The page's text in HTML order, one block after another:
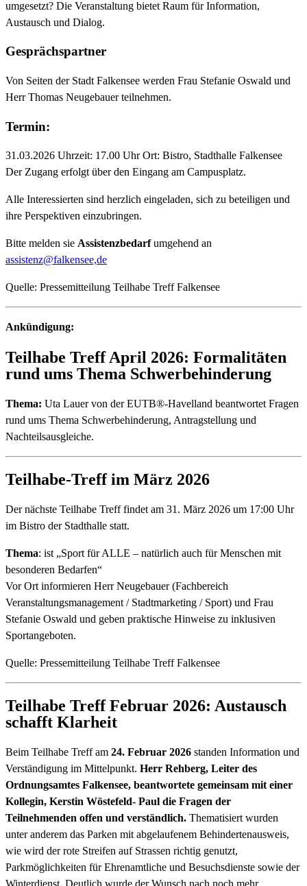
umgesetzt? Die Veranstaltung bietet Raum für Information,
Austausch und Dialog.
Gesprächspartner
Von Seiten der Stadt Falkensee werden Frau Stefanie Oswald und
Herr Thomas Neugebauer teilnehmen.
Termin:
31.03.2026 Uhrzeit: 17.00 Uhr Ort: Bistro, Stadthalle Falkensee
Der Zugang erfolgt über den Eingang am Campusplatz.
Alle Interessierten sind herzlich eingeladen, sich zu beteiligen und
ihre Perspektiven einzubringen.
Bitte melden sie Assistenzbedarfumgehend an
assistenz@falkensee,de
Quelle: Pressemitteilung Teilhabe Treff Falkensee
Ankündigung:
Teilhabe Treff April 2026: Formalitäten
rund ums Thema Schwerbehinderung
Thema: Uta Lauer von der EUTB®-Havelland beantwortet Fragen
rund ums Thema Schwerbehinderung, Antragstellung und
Nachteilsausgleiche.
Teilhabe‑Treff im März 2026
Der nächste Teilhabe Treff findet am 31. März 2026 um 17:00 Uhr
im Bistro der Stadthalle statt.
Thema: ist „Sport für ALLE – natürlich auch für Menschen mit
besonderen Bedarfen“
Vor Ort informieren Herr Neugebauer (Fachbereich
Veranstaltungsmanagement / Stadtmarketing / Sport) und Frau
Stefanie Oswald und geben praktische Hinweise zu inklusiven
Sportangeboten.
Quelle: Pressemitteilung Teilhabe Treff Falkensee
Teilhabe Treff Februar 2026: Austausch
schafft Klarheit
Beim Teilhabe Treff am 24. Februar 2026 standen Information und
Verständigung im Mittelpunkt. Herr Rehberg, Leiter des
Ordnungsamtes Falkensee, beantwortete gemeinsam mit einer
Kollegin, Kerstin Wöstefeld- Paul die Fragen der
Teilnehmenden offen und verständlich. Thematisiert wurden
unter anderem das Parken mit abgelaufenem Behindertenausweis,
wie wird der rote Streifen auf Strassen richtig genutzt,
Parkmöglichkeiten für Ehrenamtliche und Besuchsdienste sowie der
Winterdienst. Deutlich wurde der Wunsch nach noch mehr